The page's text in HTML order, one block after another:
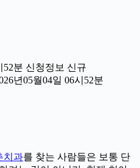
52분 신청정보 신규
년05월04일 06시52분
치과를 찾는 사람들은 보통 단